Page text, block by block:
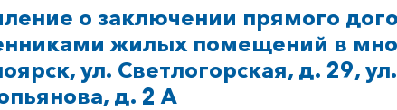
Заказать обратный звонок
о заключении прямого
жилых помещений в
ул. Светлогорская, д. 29,
д. 2 А